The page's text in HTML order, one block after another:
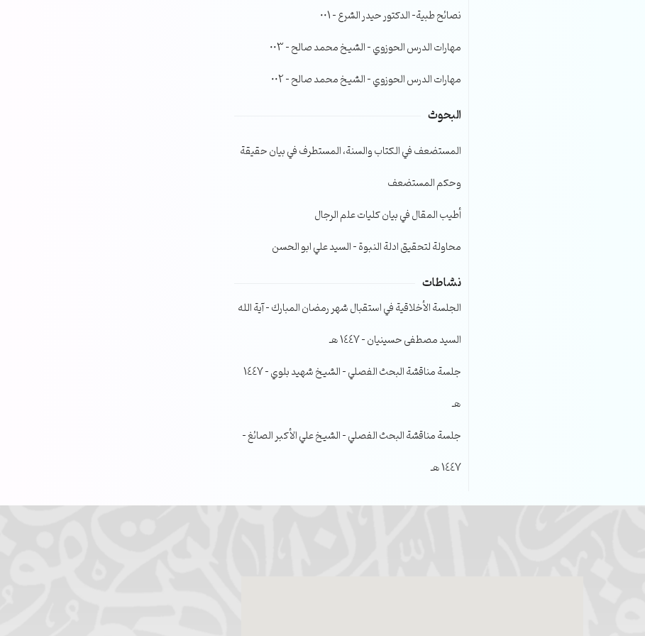
الصوت.نصائح طبية- الدكتور حيدر الشرع – 001
مهارات الدرس الحوزوي – الشيخ محمد صالح – 003
مهارات الدرس الحوزوي – الشيخ محمد صالح – 002
البحوث
المستضعف في الكتاب والسنة، المستطرف في بيان حقيقة
وحكم المستضعف
أطيب المقال في بيان كليات علم الرجال
محاولة لتحقيق ادلة النبوة – السيد علي ابو الحسن
نشاطات
الجلسة الأخلاقية في استقبال شهر رمضان المبارك – آية الله
السيد مصطفى حسينيان – 1447 هـ
جلسة مناقشة البحث الفصلي – الشيخ شهيد بلوي – 1447
هـ
جلسة مناقشة البحث الفصلي – الشيخ علي الأكبر الصائغ –
1447 هـ